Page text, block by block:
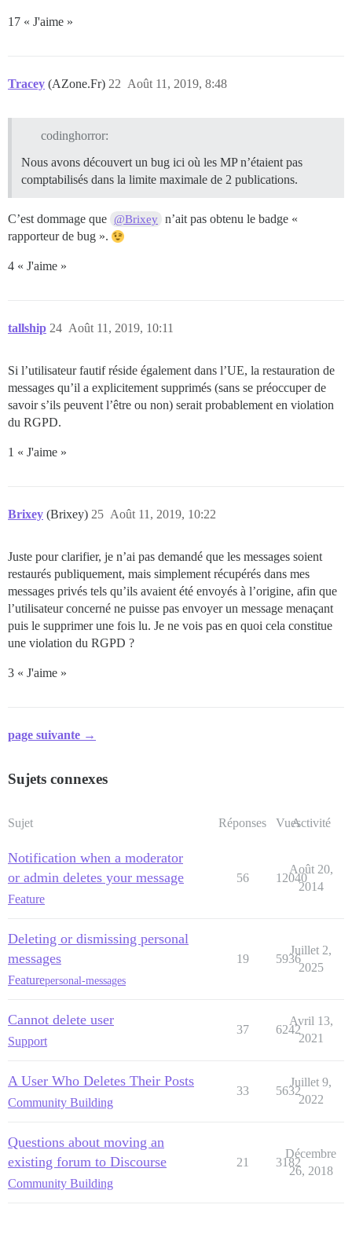
17 « J'aime »
Tracey (AZone.Fr) Août 11, 2019, 8:48
22
codinghorror:
Nous avons découvert un bug ici où les MP n’étaient pas
comptabilisés dans la limite maximale de 2 publications.
C’est dommage que @Brixey n’ait pas obtenu le badge «
rapporteur de bug ».
4 « J'aime »
tallship Août 11, 2019, 10:11
24
Si l’utilisateur fautif réside également dans l’UE, la restauration de
messages qu’il a explicitement supprimés (sans se préoccuper de
savoir s’ils peuvent l’être ou non) serait probablement en violation
du RGPD.
1 « J'aime »
Brixey (Brixey) Août 11, 2019, 10:22
25
Juste pour clarifier, je n’ai pas demandé que les messages soient
restaurés publiquement, mais simplement récupérés dans mes
messages privés tels qu’ils avaient été envoyés à l’origine, afin que
l’utilisateur concerné ne puisse pas envoyer un message menaçant
puis le supprimer une fois lu. Je ne vois pas en quoi cela constitue
une violation du RGPD ?
3 « J'aime »
page suivante →
Sujets connexes
Sujet Réponses VuesActivité
Notification when a moderator
or admin deletes your message
Feature
56 12040
Août 20,
2014
Deleting or dismissing personal
messages
Featurepersonal-messages
19 5936
Juillet 2,
2025
Cannot delete user
Support
37 6242
Avril 13,
2021
A User Who Deletes Their Posts
Community Building
33 5632
Juillet 9,
2022
Questions about moving an
existing forum to Discourse
Community Building
21 3182
Décembre
26, 2018